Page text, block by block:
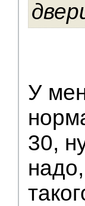
У
30,